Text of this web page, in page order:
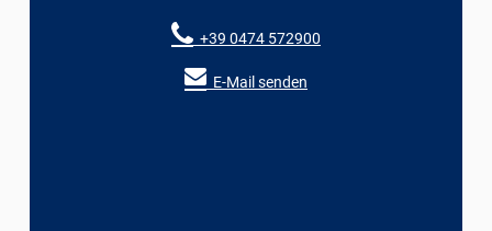
+39 0474 572900
E-Mail senden